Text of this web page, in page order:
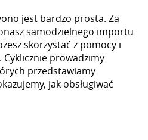
jest bardzo prosta. Za
samodzielnego importu
skorzystać z pomocy i
Cyklicznie prowadzimy
przedstawiamy
jak obsługiwać